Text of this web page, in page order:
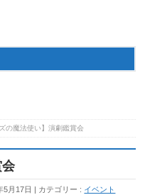
ズの魔法使い】演劇鑑賞会
会
5月17日 カテゴリー : イベント